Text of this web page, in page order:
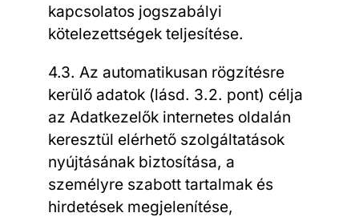
kapcsolatos jogszabályi
kötelezettségek teljesítése.
4.3. Az automatikusan rögzítésre
kerülő adatok (lásd. 3.2. pont) célja
az Adatkezelők internetes oldalán
keresztül elérhető szolgáltatások
nyújtásának biztosítása, a
személyre szabott tartalmak és
hirdetések megjelenítése,